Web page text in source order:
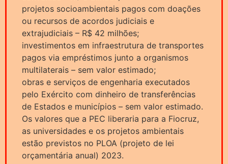
projetos socioambientais pagos com doações
ou recursos de acordos judiciais e
extrajudiciais – R$ 42 milhões;
investimentos em infraestrutura de transportes
pagos via empréstimos junto a organismos
multilaterais – sem valor estimado;
obras e serviços de engenharia executados
pelo Exército com dinheiro de transferências
de Estados e municípios – sem valor estimado.
Os valores que a PEC liberaria para a Fiocruz,
as universidades e os projetos ambientais
estão previstos no PLOA (projeto de lei
orçamentária anual) 2023.